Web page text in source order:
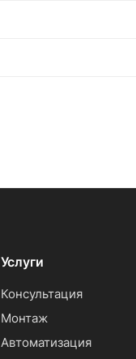
Услуги
Консультация
Монтаж
Автоматизация